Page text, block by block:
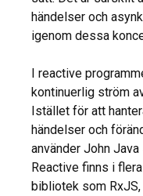
händelser och
igenom dessa
I reactive
kontinuerlig ström
Istället för att
händelser och
använder John
Reactive finns i
bibliotek som